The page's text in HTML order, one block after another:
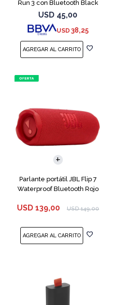
Run 3 con Bluetooth Black
USD 45,00
USD 38,25
Parlante portátil JBL Flip 7
Waterproof Bluetooth Rojo
USD 139,00 USD 149,00